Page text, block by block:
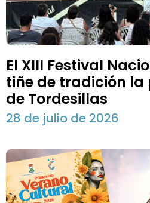
El XIII Festival
tiñe de tradición la
de Tordesillas
28 de julio de 2026